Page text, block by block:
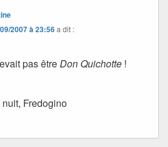
2007 à 23:56a dit :
pas êtreDon Quichotte !
Fredogino